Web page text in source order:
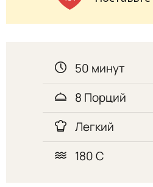
50 минут
8 Порций
Легкий
180 С